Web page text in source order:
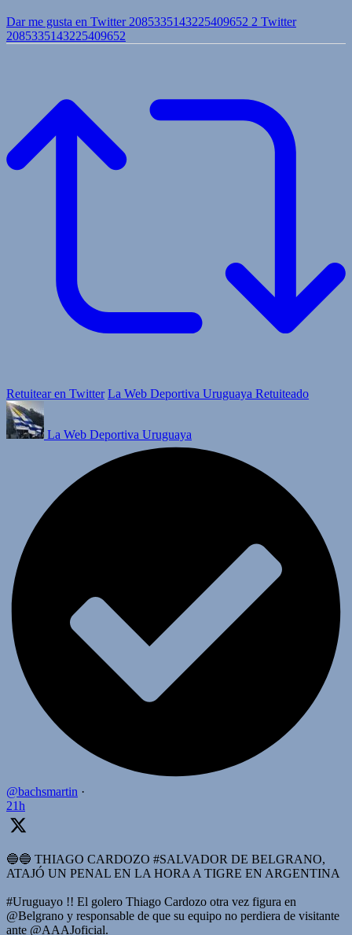
Dar me gusta en Twitter 2085335143225409652 2 Twitter
2085335143225409652
Retuitear en Twitter La Web Deportiva Uruguaya Retuiteado
La Web Deportiva Uruguaya
@bachsmartin ·
21h
🔵🔵 THIAGO CARDOZO #SALVADOR DE BELGRANO,
ATAJÓ UN PENAL EN LA HORA A TIGRE EN ARGENTINA
#Uruguayo !! El golero Thiago Cardozo otra vez figura en
@Belgrano y responsable de que su equipo no perdiera de visitante
ante @AAAJoficial.